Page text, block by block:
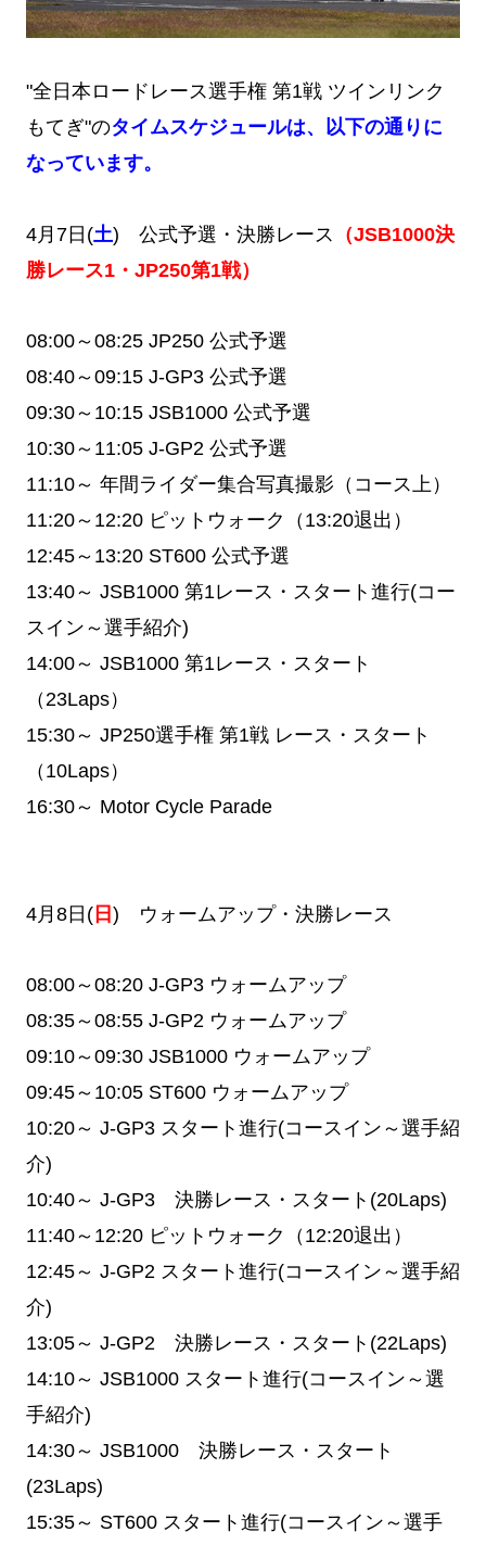
"全日本ロードレース選手権 第1戦 ツインリンク
もてぎ"のタイムスケジュールは、以下の通りに
なっています。
4月7日(土) 公式予選・決勝レース
（JSB1000決
勝レース1・JP250第1戦）
08:00～08:25 JP250 公式予選
08:40～09:15 J-GP3 公式予選
09:30～10:15 JSB1000 公式予選
10:30～11:05 J-GP2 公式予選
11:10～ 年間ライダー集合写真撮影（コース上）
11:20～12:20 ピットウォーク（13:20退出）
12:45～13:20 ST600 公式予選
13:40～ JSB1000 第1レース・スタート進行(コー
スイン～選手紹介)
14:00～ JSB1000 第1レース・スタート
（23Laps）
15:30～ JP250選手権 第1戦 レース・スタート
（10Laps）
16:30～ Motor Cycle Parade
4月8日( 日 ) ウォームアップ・決勝レース
08:00～08:20 J-GP3 ウォームアップ
08:35～08:55 J-GP2 ウォームアップ
09:10～09:30 JSB1000 ウォームアップ
09:45～10:05 ST600 ウォームアップ
10:20～ J-GP3 スタート進行(コースイン～選手紹
介)
10:40～ J-GP3 決勝レース・スタート(20Laps)
11:40～12:20 ピットウォーク（12:20退出）
12:45～ J-GP2 スタート進行(コースイン～選手紹
介)
13:05～ J-GP2 決勝レース・スタート(22Laps)
14:10～ JSB1000 スタート進行(コースイン～選
手紹介)
14:30～ JSB1000 決勝レース・スタート
(23Laps)
15:35～ ST600 スタート進行(コースイン～選手